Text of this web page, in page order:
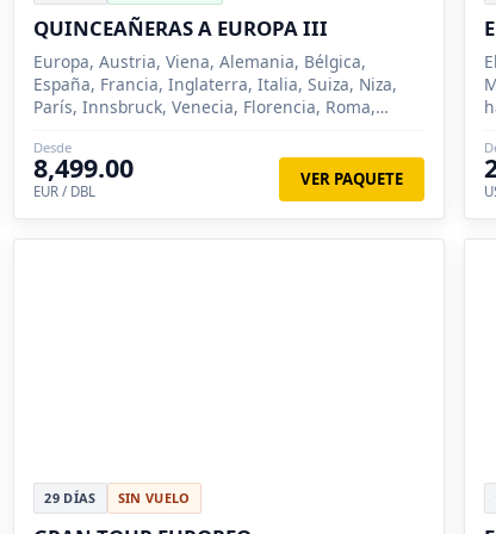
QUINCEAÑERAS A EUROPA III
Europa, Austria, Viena, Alemania, Bélgica,
España, Francia, Inglaterra, Italia, Suiza, Niza,
París, Innsbruck, Venecia, Florencia, Roma,
Brujas, Pisa, Lucer...
Desde
8,499.00
EUR / DBL
VER PAQUETE
29 DÍAS SIN VUELO